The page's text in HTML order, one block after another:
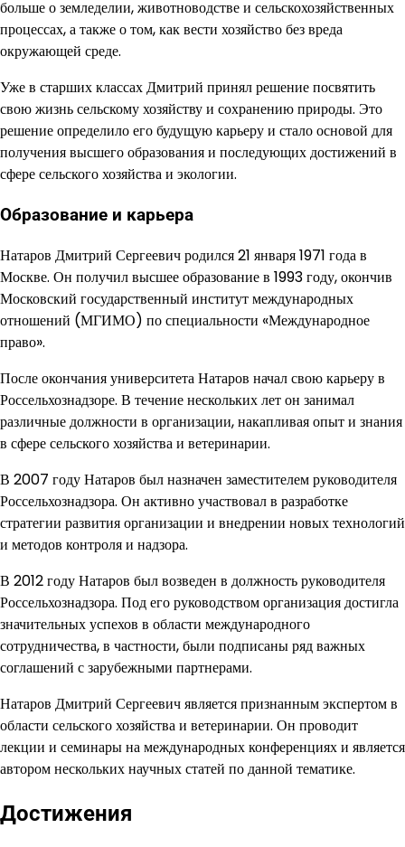
больше о земледелии, животноводстве и сельскохозяйственных
процессах, а также о том, как вести хозяйство без вреда
окружающей среде.
Уже в старших классах Дмитрий принял решение посвятить
свою жизнь сельскому хозяйству и сохранению природы. Это
решение определило его будущую карьеру и стало основой для
получения высшего образования и последующих достижений в
сфере сельского хозяйства и экологии.
Образование и карьера
Натаров Дмитрий Сергеевич родился 21 января 1971 года в
Москве. Он получил высшее образование в 1993 году, окончив
Московский государственный институт международных
отношений (МГИМО) по специальности «Международное
право».
После окончания университета Натаров начал свою карьеру в
Россельхознадзоре. В течение нескольких лет он занимал
различные должности в организации, накапливая опыт и знания
в сфере сельского хозяйства и ветеринарии.
В 2007 году Натаров был назначен заместителем руководителя
Россельхознадзора. Он активно участвовал в разработке
стратегии развития организации и внедрении новых технологий
и методов контроля и надзора.
В 2012 году Натаров был возведен в должность руководителя
Россельхознадзора. Под его руководством организация достигла
значительных успехов в области международного
сотрудничества, в частности, были подписаны ряд важных
соглашений с зарубежными партнерами.
Натаров Дмитрий Сергеевич является признанным экспертом в
области сельского хозяйства и ветеринарии. Он проводит
лекции и семинары на международных конференциях и является
автором нескольких научных статей по данной тематике.
Достижения